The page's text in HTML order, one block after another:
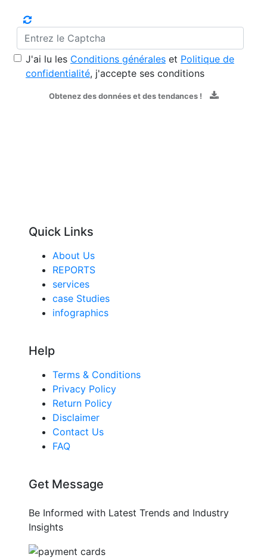
J'ai lu les Conditions générales et Politique de
confidentialité, j'accepte ses conditions
Obtenez des données et des tendances !
Quick Links
About Us
REPORTS
services
case Studies
infographics
Help
Terms & Conditions
Privacy Policy
Return Policy
Disclaimer
Contact Us
FAQ
Get Message
Be Informed with Latest Trends and Industry
Insights